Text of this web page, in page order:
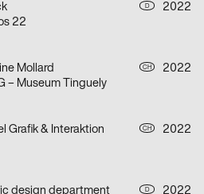
D
2022
22
Mollard CH
2022
– Museum Tinguely
Grafik & Interaktion CH
2022
design department D
2022